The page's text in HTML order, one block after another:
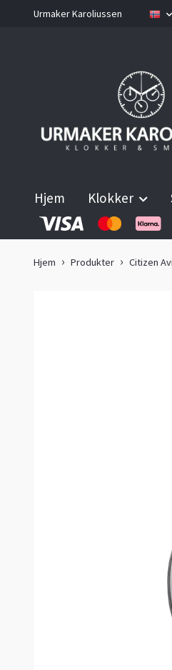
Urmaker Karoliussen
Hjem Klokker
Hjem Produkter Citizen